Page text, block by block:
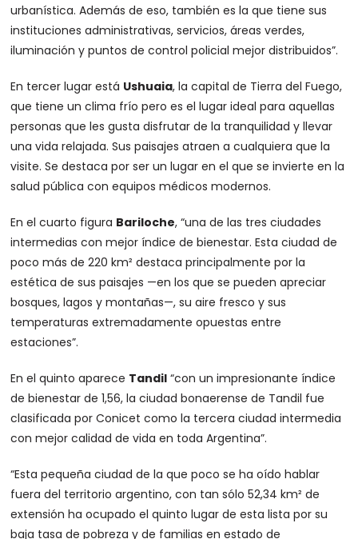
urbanística. Además de eso, también es la que tiene sus
instituciones administrativas, servicios, áreas verdes,
iluminación y puntos de control policial mejor distribuidos”.
En tercer lugar está Ushuaia, la capital de Tierra del Fuego,
que tiene un clima frío pero es el lugar ideal para aquellas
personas que les gusta disfrutar de la tranquilidad y llevar
una vida relajada. Sus paisajes atraen a cualquiera que la
visite. Se destaca por ser un lugar en el que se invierte en la
salud pública con equipos médicos modernos.
En el cuarto figura Bariloche, “una de las tres ciudades
intermedias con mejor índice de bienestar. Esta ciudad de
poco más de 220 km² destaca principalmente por la
estética de sus paisajes —en los que se pueden apreciar
bosques, lagos y montañas—, su aire fresco y sus
temperaturas extremadamente opuestas entre
estaciones”.
En el quinto aparece Tandil “con un impresionante índice
de bienestar de 1,56, la ciudad bonaerense de Tandil fue
clasificada por Conicet como la tercera ciudad intermedia
con mejor calidad de vida en toda Argentina”.
“Esta pequeña ciudad de la que poco se ha oído hablar
fuera del territorio argentino, con tan sólo 52,34 km² de
extensión ha ocupado el quinto lugar de esta lista por su
baja tasa de pobreza y de familias en estado de